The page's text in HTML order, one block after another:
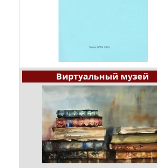
Виртуальный музей